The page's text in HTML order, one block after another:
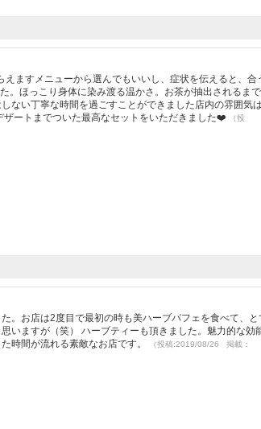
ますメニューから選んでもいいし、症状を伝えると、合
。ほっこり身体に染み渡る温かさ。お茶が抽出されるま
ない丁寧な時間を過ごすことができました店内の雰囲気
ートまでついた最高なセットをいただきました❤️
（投
。お店は2度目で最初の時も美ハーブパフェを食べて、と
いますが（笑） ハーブティーも頂きました。魅力的な効
時間が流れる素敵なお店です。
（投稿:2019/08/26 掲載：